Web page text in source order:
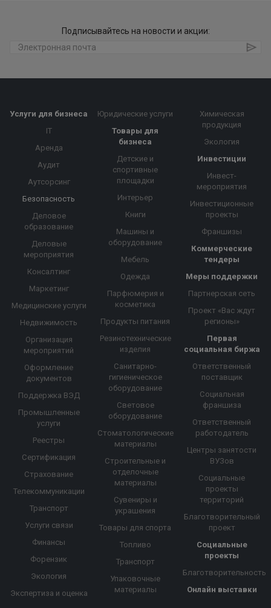
Подписывайтесь на новости и акции:
Услуги для бизнеса
IT
Аренда
Аудит
Аутсорсинг
Безопасность
Деловое
образование
Деловые
мероприятия
Консалтинг
Маркетинг
Медицинские услуги
Недвижимость
Организация
мероприятий
Оформление
документов
Поддержка ВЭД
Промышленные
услуги
Реестры
Сертификация
Страхование
Телекоммуникации
Транспорт
Услуги связи
Финансы
Форензик
Экология
Экспертиза и оценка
Юридические услуги
Товары для
бизнеса
Детские и
спортивные
площадки
Интерьер
Книги
Машины и
оборудование
Мебель
Одежда
Парфюмерия и
косметика
Продукты питания
Резинотехнические
изделия
Санитарно-
гигиеническое
оборудование
Световое
оборудование
Стоматологические
материалы
Строительные и
отделочные
материалы
Сувениры и
украшения
Товары для спорта
Топливо
Транспорт
Упаковочные
материалы
Химическая
продукция
Экология
Инвестиции
Инвест-
мероприятия
Инвестиционные
проекты
Франшизы
Коммерческие
тендеры
Меры поддержки
Партнерская сеть
Проект «Вас ждут
регионы»
Первая
социальная биржа
Ответственный
поставщик
Социальная
франшиза
Ответственный
работодатель
Центры занятости
ВУЗов
Социальные
проекты
территорий
Благотворительный
проект
Социальные
проекты
Благотворительность
Онлайн выставки